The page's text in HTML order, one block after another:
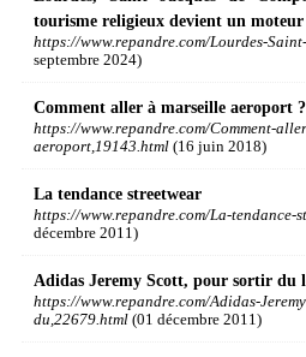
tourisme religieux devient un moteur
https://www.repandre.com/Lourdes-
septembre 2024)
Comment aller à marseille aeroport ?
https://www.repandre.com/Comment-
aeroport,19143.html (16 juin 2018)
La tendance streetwear
https://www.repandre.com/La-tendance-
décembre 2011)
Adidas Jeremy Scott, pour sortir du
https://www.repandre.com/Adidas-
du,22679.html (01 décembre 2011)